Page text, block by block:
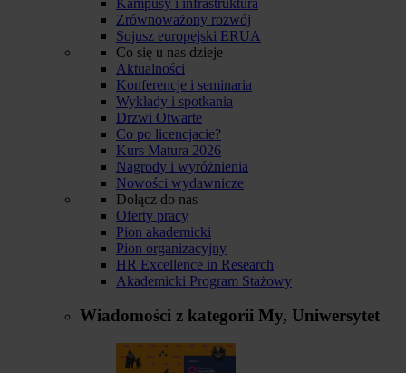
Zrównoważony rozwój
Sojusz europejski ERUA
Co się u nas dzieje
Aktualności
Konferencje i seminaria
Wykłady i spotkania
Drzwi Otwarte
Co po licencjacie?
Kurs Matura 2026
Nagrody i wyróżnienia
Nowości wydawnicze
Dołącz do nas
Oferty pracy
Pion akademicki
Pion organizacyjny
HR Excellence in Research
Akademicki Program Stażowy
Wiadomości z kategorii My, Uniwersytet